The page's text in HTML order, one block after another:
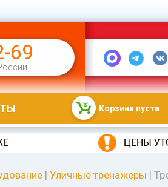
69
Корзина пуста
ЦЕНЫ
| Уличные тренажеры |